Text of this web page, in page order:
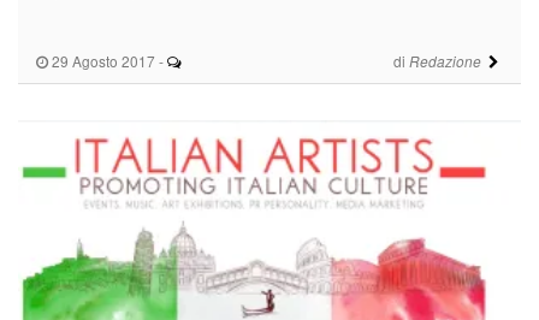
29 Agosto 2017 - di Redazione